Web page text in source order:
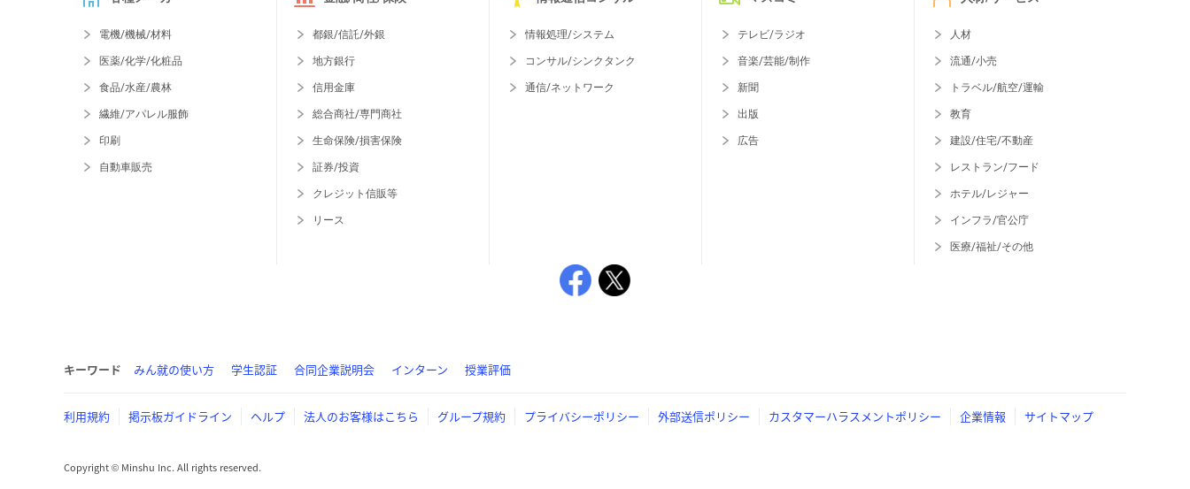
電機/機械/材料
医薬/化学/化粧品
食品/水産/農林
繊維/アパレル服飾
印刷
自動車販売
都銀/信託/外銀
地方銀行
信用金庫
総合商社/専門商社
生命保険/損害保険
証券/投資
クレジット信販等
リース
情報処理/システム
コンサル/シンクタンク
通信/ネットワーク
テレビ/ラジオ
音楽/芸能/制作
新聞
出版
広告
人材
流通/小売
トラベル/航空/運輸
教育
建設/住宅/不動産
レストラン/フード
ホテル/レジャー
インフラ/官公庁
医療/福祉/その他
キーワード みん就の使い方 学生認証 合同企業説明会 インターン 授業評価
利用規約 掲示板ガイドライン ヘルプ 法人のお客様はこちら グループ規約 プライバシーポリシー 外部送信ポリシー カスタマーハラスメントポリシー 企業情報 サイトマップ
Copyright © Minshu Inc. All rights reserved.